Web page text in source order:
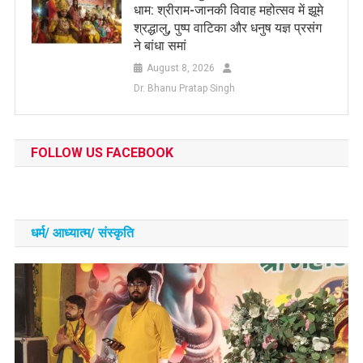
धाम: श्रीराम-जानकी विवाह महोत्सव में झूमे
श्रद्धालु, पुष्प वाटिका और धनुष यज्ञ प्रसंग
ने बांधा समां
August 8, 2026
Dr. Bhanu Pratap Singh
FOLLOW US FACEBOOK
धर्म/ आध्‍यात्‍म/ संस्‍कृति